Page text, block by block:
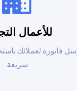
للأعمال
فاتورة لعملائك
سريعة.